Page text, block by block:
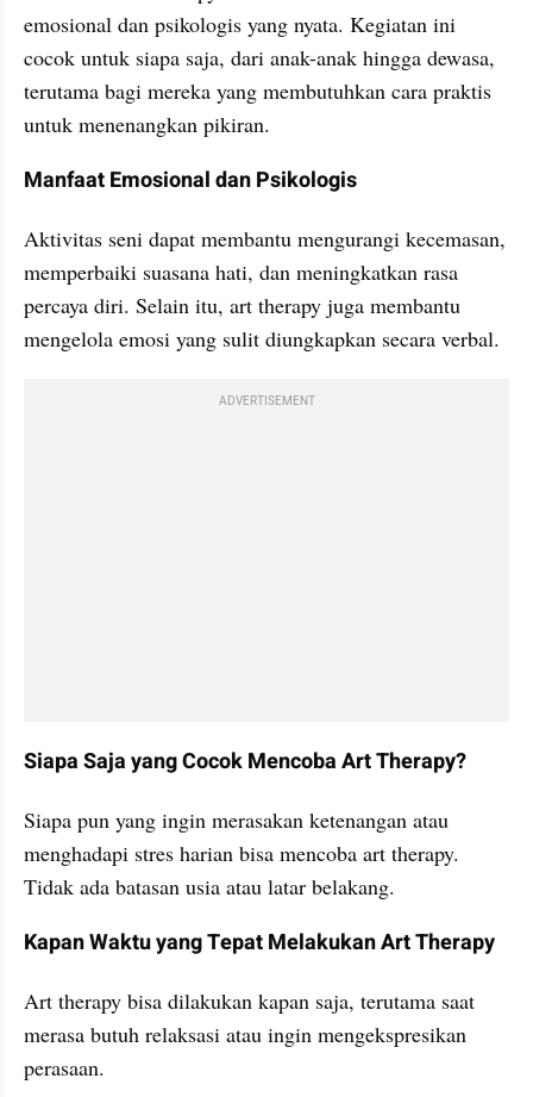
emosional dan psikologis yang nyata. Kegiatan ini
cocok untuk siapa saja, dari anak-anak hingga dewasa,
terutama bagi mereka yang membutuhkan cara praktis
untuk menenangkan pikiran.
Manfaat Emosional dan Psikologis
Aktivitas seni dapat membantu mengurangi kecemasan,
memperbaiki suasana hati, dan meningkatkan rasa
percaya diri. Selain itu, art therapy juga membantu
mengelola emosi yang sulit diungkapkan secara verbal.
ADVERTISEMENT
Siapa Saja yang Cocok Mencoba Art Therapy?
Siapa pun yang ingin merasakan ketenangan atau
menghadapi stres harian bisa mencoba art therapy.
Tidak ada batasan usia atau latar belakang.
Kapan Waktu yang Tepat Melakukan Art Therapy
Art therapy bisa dilakukan kapan saja, terutama saat
merasa butuh relaksasi atau ingin mengekspresikan
perasaan.